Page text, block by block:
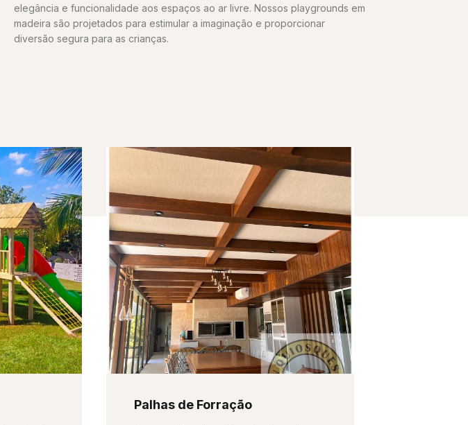
elegância e funcionalidade aos espaços ao ar livre. Nossos playgrounds em
madeira são projetados para estimular a imaginação e proporcionar
diversão segura para as crianças.
Palhas de Forração